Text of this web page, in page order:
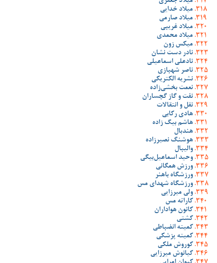
میلاد خدایی
میلاد صارمی
میلاد غریبی
میلاد محمدی
میکس زون
نادر دست نشان
نادعلی اسماعیلی
ناصر شهبازی
نشریه الکتریکی
نعمت بخشی‌زاده
نفت و گاز گچساران
نقل و انتقالات
هادی رکابی
هاشم بیگ زاده
هندبال
هوشنگ نصیرزاده
والیبال
وحید اسماعیل‌بیگی
ورزش همگانی
ورزشگاه باهنر
ورزشگاه شهدای مس
ولی میرزایی
کاراته مس
کانون هواداران
کشتی
کمیته انضباطی
کمیته پزشکی
کوروش ملکی
کیانوش میرزایی